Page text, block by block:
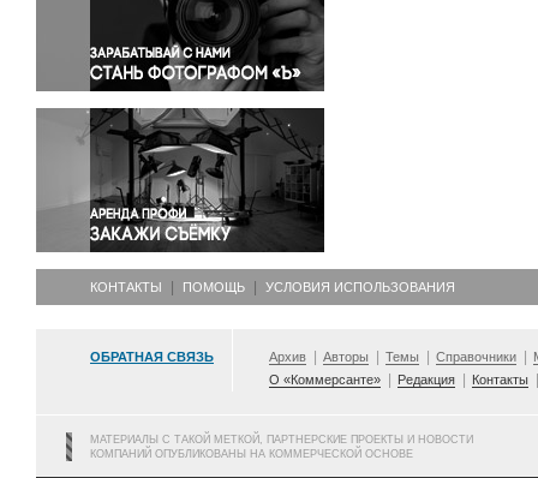
Правосудие
Происшествия и конфликты
Религия
Светская жизнь
Спорт
Экология
Экономика и бизнес
КОНТАКТЫ ПОМОЩЬ УСЛОВИЯ ИСПОЛЬЗОВАНИЯ
ОБРАТНАЯ СВЯЗЬ Архив Авторы Темы Справочники
О «Коммерсанте»
Редакция Контакты
МАТЕРИАЛЫ С ТАКОЙ МЕТКОЙ, ПАРТНЕРСКИЕ ПРОЕКТЫ И НОВОСТИ
КОМПАНИЙ ОПУБЛИКОВАНЫ НА КОММЕРЧЕСКОЙ ОСНОВЕ